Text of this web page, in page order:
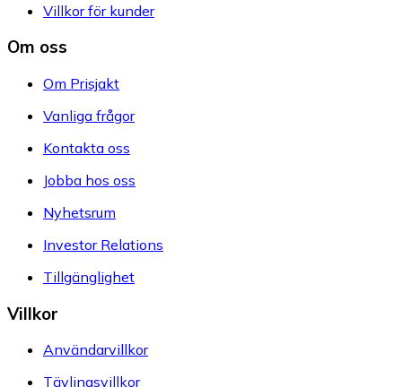
Villkor för kunder
Om oss
Om Prisjakt
Vanliga frågor
Kontakta oss
Jobba hos oss
Nyhetsrum
Investor Relations
Tillgänglighet
Villkor
Användarvillkor
Tävlingsvillkor